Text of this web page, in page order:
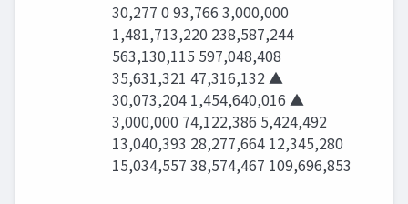
30,277 0 93,766 3,000,000
1,481,713,220 238,587,244
563,130,115 597,048,408
35,631,321 47,316,132 ▲
30,073,204 1,454,640,016 ▲
3,000,000 74,122,386 5,424,492
13,040,393 28,277,664 12,345,280
15,034,557 38,574,467 109,696,853